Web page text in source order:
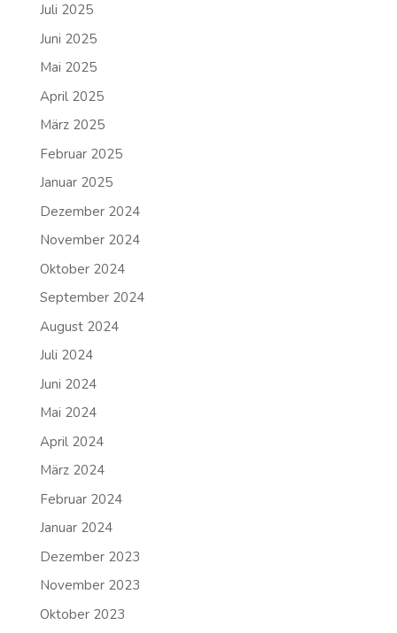
Juli 2025
Juni 2025
Mai 2025
April 2025
März 2025
Februar 2025
Januar 2025
Dezember 2024
November 2024
Oktober 2024
September 2024
August 2024
Juli 2024
Juni 2024
Mai 2024
April 2024
März 2024
Februar 2024
Januar 2024
Dezember 2023
November 2023
Oktober 2023